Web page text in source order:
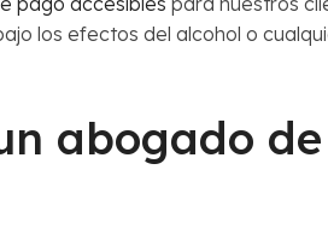
los efectos del alcohol o
abogado